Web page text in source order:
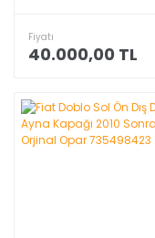
Fiyatı
40.000,00 TL